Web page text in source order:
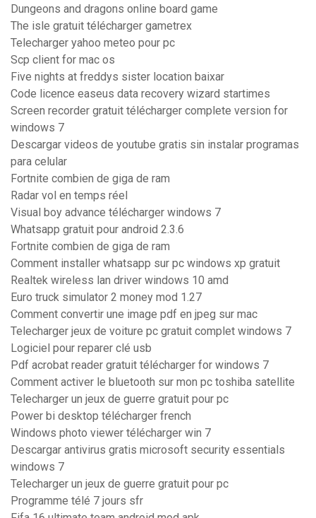
Dungeons and dragons online board game
The isle gratuit télécharger gametrex
Telecharger yahoo meteo pour pc
Scp client for mac os
Five nights at freddys sister location baixar
Code licence easeus data recovery wizard startimes
Screen recorder gratuit télécharger complete version for
windows 7
Descargar videos de youtube gratis sin instalar programas
para celular
Fortnite combien de giga de ram
Radar vol en temps réel
Visual boy advance télécharger windows 7
Whatsapp gratuit pour android 2.3.6
Fortnite combien de giga de ram
Comment installer whatsapp sur pc windows xp gratuit
Realtek wireless lan driver windows 10 amd
Euro truck simulator 2 money mod 1.27
Comment convertir une image pdf en jpeg sur mac
Telecharger jeux de voiture pc gratuit complet windows 7
Logiciel pour reparer clé usb
Pdf acrobat reader gratuit télécharger for windows 7
Comment activer le bluetooth sur mon pc toshiba satellite
Telecharger un jeux de guerre gratuit pour pc
Power bi desktop télécharger french
Windows photo viewer télécharger win 7
Descargar antivirus gratis microsoft security essentials
windows 7
Telecharger un jeux de guerre gratuit pour pc
Programme télé 7 jours sfr